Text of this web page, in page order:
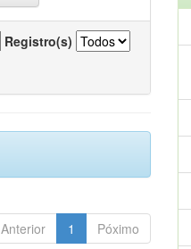
Registro(s)
Anterior 1 Póximo